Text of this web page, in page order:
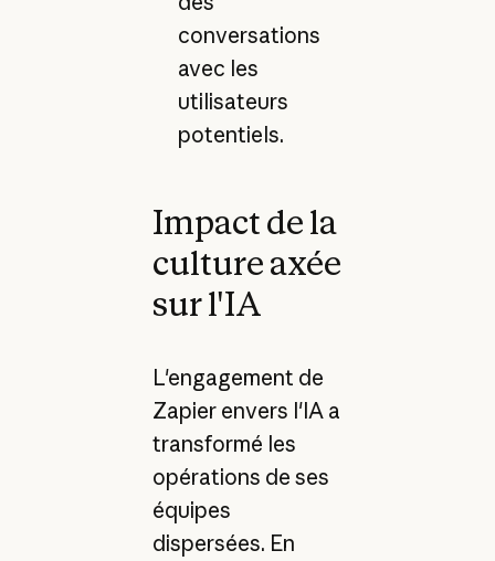
conversations
avec les
utilisateurs
potentiels.
Impact de la
culture axée
sur l'IA
L'engagement de
Zapier envers l'IA a
transformé les
opérations de ses
équipes
dispersées. En